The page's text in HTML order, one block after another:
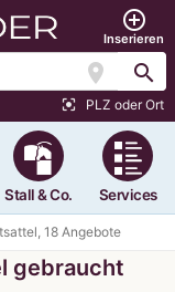
add_circle_outline
Inserieren
location_on search
center_focus_strong PLZ oder Ort
Stall & Co. Services
18 Angebote
gebraucht